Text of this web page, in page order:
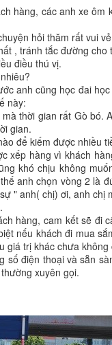
hàng, các anh xe
hỏi thăm rất vui
, tránh tắc đường cho
điều thú vị.
anh cũng học đai
này:
thời gian rất Gò bó.
gian.
để kiếm được nhiều
xếp hàng vì khách
khó chịu không
anh chọn vòng 2 là
" anh( chị) ơi, anh chị
hàng, cam kết sẽ đi
nếu khách đi mua
giá trị khác chưa
số điện thoại và sẵn
xuyên gọi.